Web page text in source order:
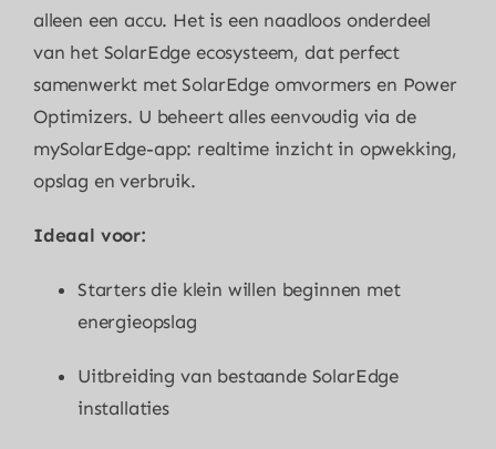
alleen een accu. Het is een naadloos onderdeel
van het SolarEdge ecosysteem, dat perfect
samenwerkt met SolarEdge omvormers en Power
Optimizers. U beheert alles eenvoudig via de
mySolarEdge-app: realtime inzicht in opwekking,
opslag en verbruik.
Ideaal voor:
Starters die klein willen beginnen met
energieopslag
Uitbreiding van bestaande SolarEdge
installaties